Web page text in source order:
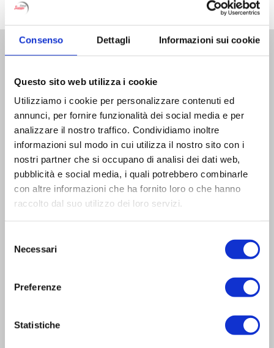
Consenso Dettagli Informazioni sui cookie
Questo sito web utilizza i cookie
Utilizziamo i cookie per personalizzare contenuti ed
annunci, per fornire funzionalità dei social media e per
analizzare il nostro traffico. Condividiamo inoltre
informazioni sul modo in cui utilizza il nostro sito con i
nostri partner che si occupano di analisi dei dati web,
pubblicità e social media, i quali potrebbero combinarle
con altre informazioni che ha fornito loro o che hanno
raccolto dal suo utilizzo dei loro servizi.
delNecessari
Preferenze
Statistiche
di Mazzarotto Giovanni Srl
© 2012-2013
via A. Sommariva, 18
30026 Portogruaro (Venezia)
P.I. & C.F. 02704030275
REA VE-235340
PEC agenzialampo@pec.it
Capitale sociale 10.400,00
Associate :